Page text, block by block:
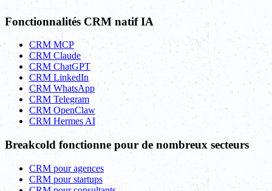
Fonctionnalités CRM natif IA
CRM MCP
CRM Claude
CRM ChatGPT
CRM LinkedIn
CRM WhatsApp
CRM Telegram
CRM OpenClaw
CRM Hermes AI
Breakcold fonctionne pour de nombreux secteurs
CRM pour agences
CRM pour startups